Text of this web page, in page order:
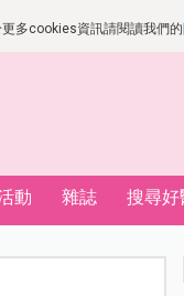
多cookies資訊請閱讀我們的
動 雜誌 搜尋好